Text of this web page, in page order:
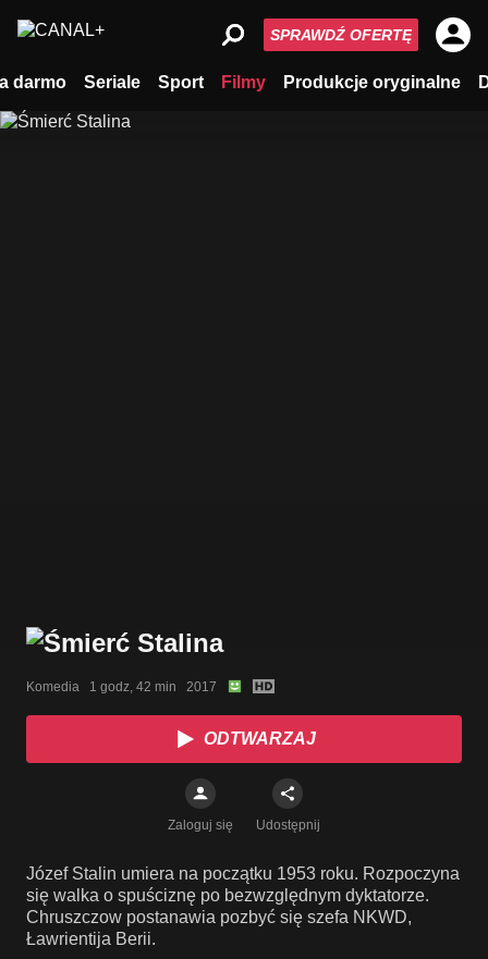
darmo Seriale Sport Filmy Produkcje oryginalne
SPRAWDŹ OFERTĘ
Komedia   1 godz, 42 min   2017
ODTWARZAJ
Zaloguj się Udostępnij
Józef Stalin umiera na początku 1953 roku. Rozpoczyna
się walka o spuściznę po bezwzględnym dyktatorze.
Chruszczow postanawia pozbyć się szefa NKWD,
Ławrientija Berii.